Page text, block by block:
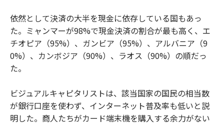
依然として決済の大半を現金に依存している国もあっ
た。ミャンマーが98%で現金決済の割合が最も高く、エ
チオピア（95%）、ガンビア（95%）、アルバニア（9
0%）、カンボジア（90%）、ラオス（90%）の順だっ
た。
ビジュアルキャピタリストは、該当国家の国民の相当数
が銀行口座を使わず、インターネット普及率も低いと説
明した。商人たちがカード端末機を購入する余力がない